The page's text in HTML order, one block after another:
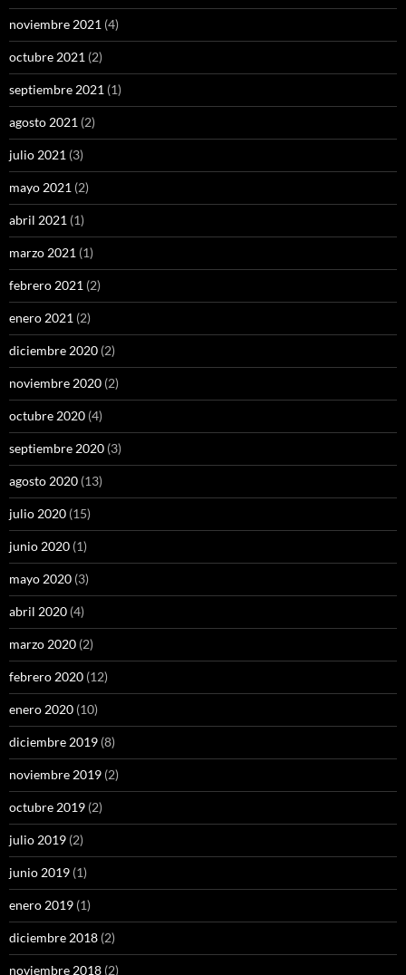
noviembre 2021 (4)
octubre 2021 (2)
septiembre 2021 (1)
agosto 2021 (2)
julio 2021 (3)
mayo 2021 (2)
abril 2021 (1)
marzo 2021 (1)
febrero 2021 (2)
enero 2021 (2)
diciembre 2020 (2)
noviembre 2020 (2)
octubre 2020 (4)
septiembre 2020 (3)
agosto 2020 (13)
julio 2020 (15)
junio 2020 (1)
mayo 2020 (3)
abril 2020 (4)
marzo 2020 (2)
febrero 2020 (12)
enero 2020 (10)
diciembre 2019 (8)
noviembre 2019 (2)
octubre 2019 (2)
julio 2019 (2)
junio 2019 (1)
enero 2019 (1)
diciembre 2018 (2)
noviembre 2018 (2)